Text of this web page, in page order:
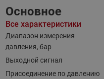
Основное
Все характеристики
Диапазон измерения
давления, бар
Выходной сигнал
Присоединение по давлению